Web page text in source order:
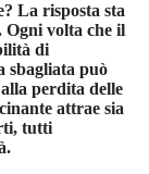
La risposta sta
Ogni volta che il
di
sbagliata può
perdita delle
attrae sia
tutti